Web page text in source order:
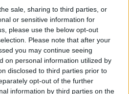
sale, sharing to third parties, or
or sensitive information for
please use the below opt-out
Please note that after your
you may continue seeing
on personal information utilized by
disclosed to third parties prior to
opt-out of the further
information by third parties on the